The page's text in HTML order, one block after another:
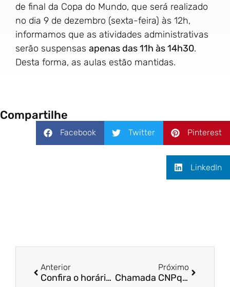
de final da Copa do Mundo, que será realizado
no dia 9 de dezembro (sexta-feira) às 12h,
informamos que as atividades administrativas
serão suspensas apenas das 11h às 14h30.
Desta forma, as aulas estão mantidas.
Compartilhe
Facebook Twitter Pinterest
LinkedIn
Anterior
Confira o horário de funcionamento da Fucape no dia 05 de Dezembro
Próximo
Chamada CNPq – Nº 68/2022 – Programa de Mestrado e Doutorado para Inovação MAI/DAI